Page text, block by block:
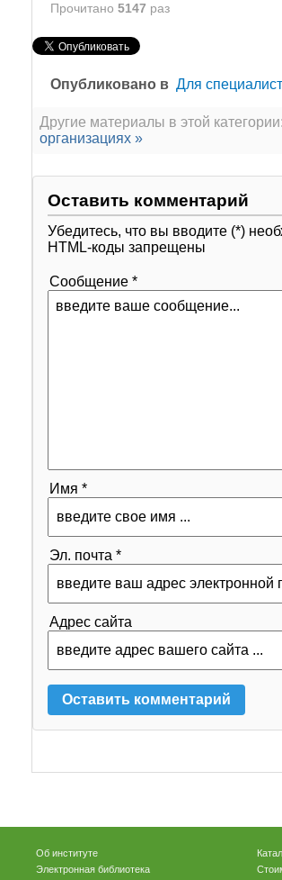
Прочитано 5147 раз
Опубликовано в Для
Другие материалы в этой категории:
организациях »
Оставить комментарий
Убедитесь, что вы вводите (*)
HTML-коды запрещены
Сообщение *
Имя *
Эл. почта *
Адрес сайта
Об институте
Электронная библиотека